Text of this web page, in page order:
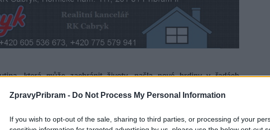
ZpravyPribram - Do Not Process My Personal Information
If you wish to opt-out of the sale, sharing to third parties, or processing of your
která může zachránit životy, našla nové hrdiny v řadách
V rámci čtvrtého ročníku Hromadného darování krve zaměstnanců
jednotlivců včetně čtyř nováčků rozhodlo darovat krev.
probíhá během celého října 2023 a zapojuje všechny organizační